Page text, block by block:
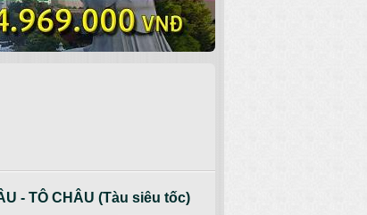
- TÔ CHÂU (Tàu siêu tốc)